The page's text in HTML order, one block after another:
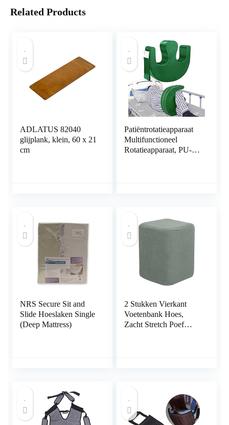
Related Products
ADLATUS 82040
glijplank, klein, 60 x 21
cm
Patiëntrotatieapparaat
Multifunctioneel
Rotatieapparaat, PU-
NRS Secure Sit and
Slide Hoeslaken Single
(Deep Mattress)
2 Stukken Vierkant
Voetenbank Hoes,
Zacht Stretch Poef